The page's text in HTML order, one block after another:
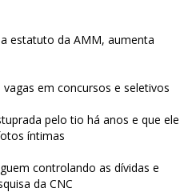
estatuto da AMM, aumenta
em concursos e seletivos
pelo tio há anos e que ele
íntimas
controlando as dívidas e
da CNC